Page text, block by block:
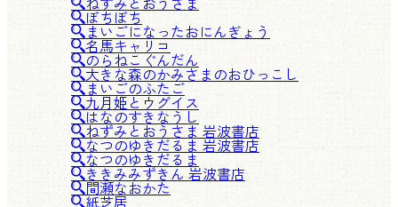
ぼちぼち
まいごになったおにんぎょう
名馬キャリコ
のらねこぐんだん
大きな森のかみさまのおひっこし
まいごのふたご
九月姫とウグイス
はなのすきなうし
ねずみとおうさま 岩波書店
なつのゆきだるま 岩波書店
なつのゆきだるま
ききみみずきん 岩波書店
間瀬なおかた
紙芝居